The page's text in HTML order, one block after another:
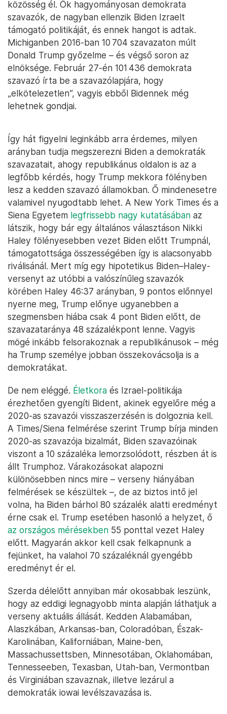
közösség él. Ők hagyományosan demokrata
szavazók, de nagyban ellenzik Biden Izraelt
támogató politikáját, és ennek hangot is adtak.
Michiganben 2016-ban 10 704 szavazaton múlt
Donald Trump győzelme – és végső soron az
elnöksége. Február 27-én 101 436 demokrata
szavazó írta be a szavazólapjára, hogy
„elkötelezetlen”, vagyis ebből Bidennek még
lehetnek gondjai.
Így hát figyelni leginkább arra érdemes, milyen
arányban tudja megszerezni Biden a demokraták
szavazatait, ahogy republikánus oldalon is az a
legfőbb kérdés, hogy Trump mekkora fölényben
lesz a kedden szavazó államokban. Ő mindenesetre
valamivel nyugodtabb lehet. A New York Times és a
Siena Egyetem legfrissebb nagy kutatásában az
látszik, hogy bár egy általános választáson Nikki
Haley fölényesebben vezet Biden előtt Trumpnál,
támogatottsága összességében így is alacsonyabb
riválisánál. Mert míg egy hipotetikus Biden–Haley-
versenyt az utóbbi a valószínűleg szavazók
körében Haley 46:37 arányban, 9 pontos előnnyel
nyerne meg, Trump előnye ugyanebben a
szegmensben hiába csak 4 pont Biden előtt, de
szavazataránya 48 százalékpont lenne. Vagyis
mögé inkább felsorakoznak a republikánusok – még
ha Trump személye jobban összekovácsolja is a
demokratákat.
De nem eléggé. Életkora és Izrael-politikája
érezhetően gyengíti Bident, akinek egyelőre még a
2020-as szavazói visszaszerzésén is dolgoznia kell.
A Times/Siena felmérése szerint Trump bírja minden
2020-as szavazója bizalmát, Biden szavazóinak
viszont a 10 százaléka lemorzsolódott, részben át is
állt Trumphoz. Várakozásokat alapozni
különösebben nincs mire – verseny hiányában
felmérések se készültek –, de az biztos intő jel
volna, ha Biden bárhol 80 százalék alatti eredményt
érne csak el. Trump esetében hasonló a helyzet, ő
az országos mérésekben 55 ponttal vezet Haley
előtt. Magyarán akkor kell csak felkapnunk a
fejünket, ha valahol 70 százaléknál gyengébb
eredményt ér el.
Szerda délelőtt annyiban már okosabbak leszünk,
hogy az eddigi legnagyobb minta alapján láthatjuk a
verseny aktuális állását. Kedden Alabamában,
Alaszkában, Arkansas-ban, Coloradóban, Észak-
Karolinában, Kaliforniában, Maine-ben,
Massachussettsben, Minnesotában, Oklahomában,
Tennesseeben, Texasban, Utah-ban, Vermontban
és Virginiában szavaznak, illetve lezárul a
demokraták iowai levélszavazása is.